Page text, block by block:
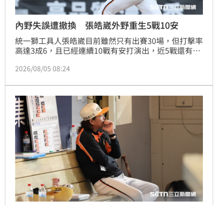
內野失誤遭撤換 張皓崴外野重生5戰10安
統一獅工具人張皓崴目前雖然只有出賽30場，但打擊率
高達3成6，且已經連續10戰有安打演出，近5戰還有10
後，改守外野反而讓他重新調整心態，日前還用自己
技。
2026/08/05 08:24